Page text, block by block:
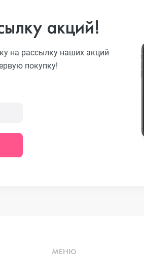
акций!
на рассылку наших акций
покупку!
МЕНЮ